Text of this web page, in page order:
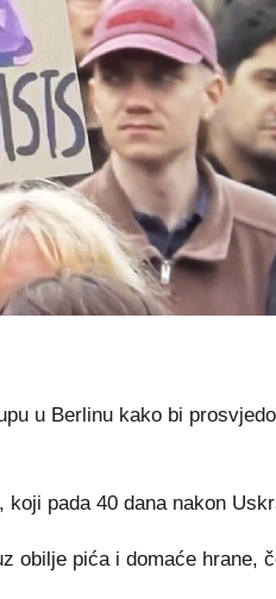
u Berlinu kako bi
pada 40 dana nakon
obilje pića i domaće hrane,